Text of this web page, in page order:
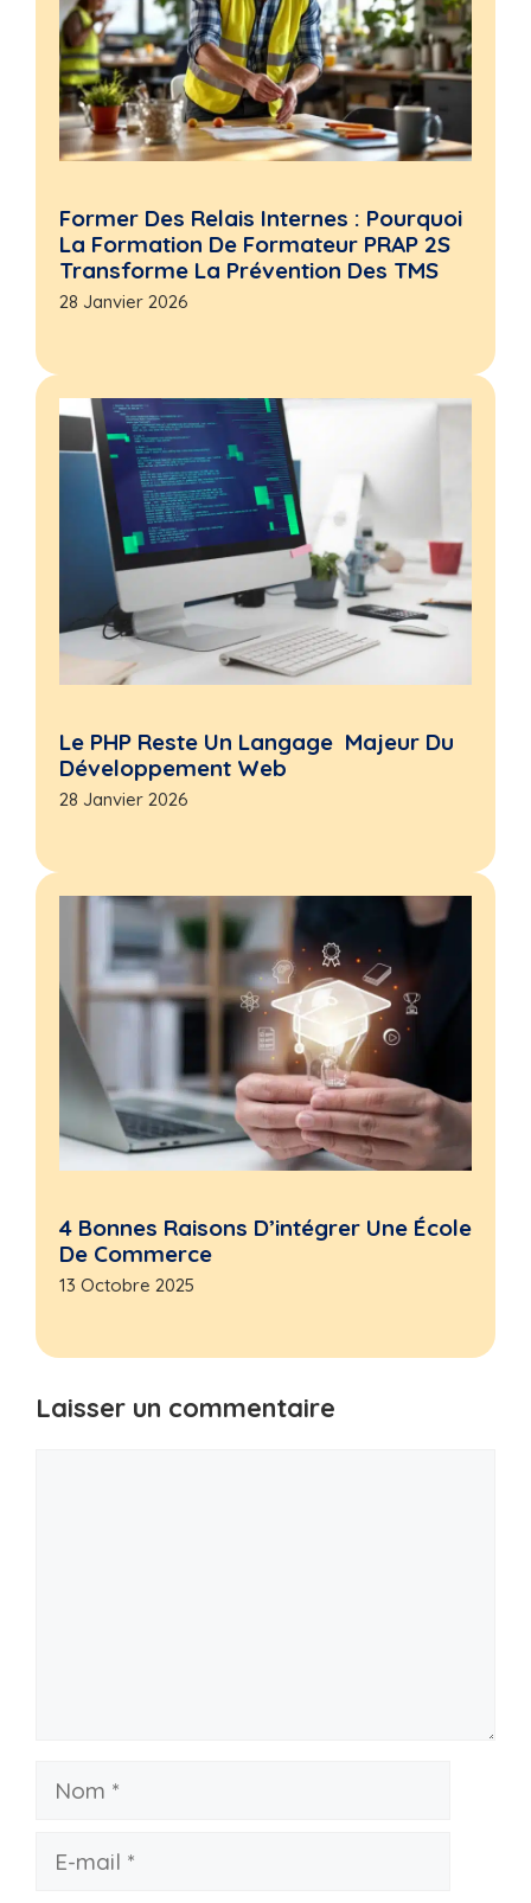
Former Des Relais Internes : Pourquoi
La Formation De Formateur PRAP 2S
Transforme La Prévention Des TMS
28 Janvier 2026
Le PHP Reste Un Langage Majeur Du
Développement Web
28 Janvier 2026
4 Bonnes Raisons D’intégrer Une École
De Commerce
13 Octobre 2025
Laisser un commentaire
Nom